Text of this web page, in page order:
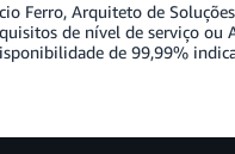
Ferro, Arquiteto de
de nível de serviço ou
de 99,99%